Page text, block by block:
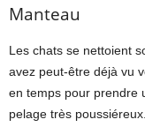
Manteau
Les chats se nettoient
avez peut-être déjà vu
en temps pour prendre
pelage très